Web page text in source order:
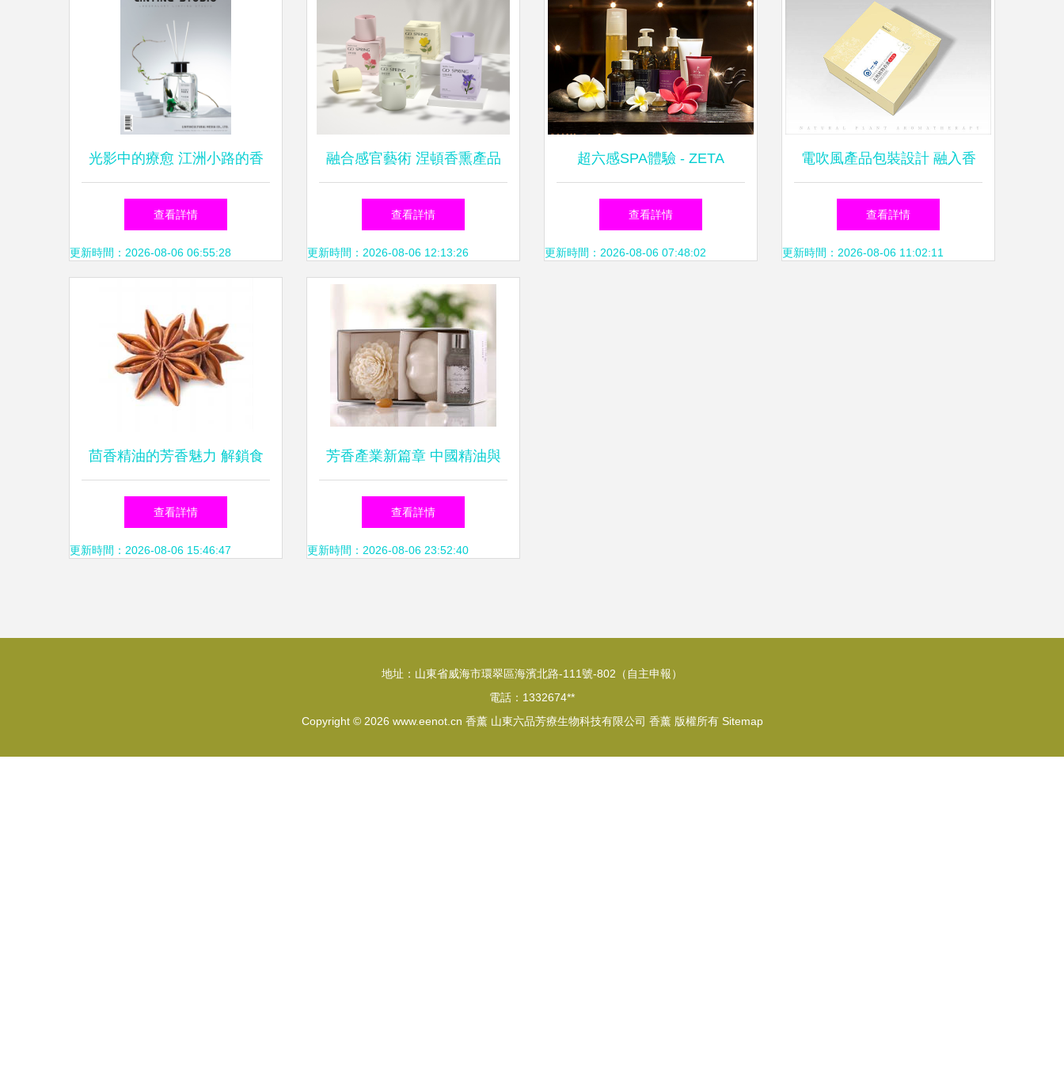
光影中的療愈 江洲小路的香
熏與飲食輔助用品攝影
查看詳情
更新時間：2026-08-06 06:55:28
融合感官藝術 涅頓香熏產品
包裝設計與飲食輔助用品的創
新結合
查看詳情
更新時間：2026-08-06 12:13:26
超六感SPA體驗 - ZETA
VILLA | The Ultimate SPA 絲.
廷 香薰 一場喚醒感官的奢華
查看詳情
更新時間：2026-08-06 07:48:02
電吹風產品包裝設計 融入香
薰元素的感官體驗之旅
查看詳情
更新時間：2026-08-06 11:02:11
茴香精油的芳香魅力 解鎖食
用級香薰的奧秘與安全指南
查看詳情
更新時間：2026-08-06 15:46:47
芳香產業新篇章 中國精油與
香薰企業名錄精選
查看詳情
更新時間：2026-08-06 23:52:40
地址：山東省威海市環翠區海濱北路-111號-802（自主申報）
電話：1332674**
Copyright © 2026 www.eenot.cn 香薰 山東六品芳療生物科技有限公司 香薰版權所有 Sitemap